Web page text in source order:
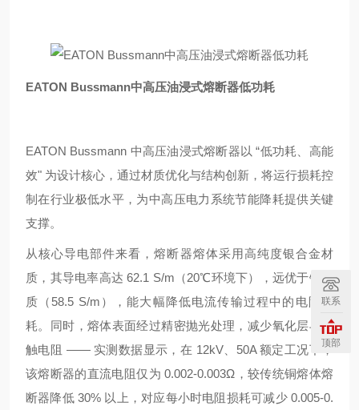
EATON Bussmann中高压油浸式熔断器低功耗
EATON Bussmann 中高压油浸式熔断器以 “低功耗、高能
效" 为设计核心，通过材质优化与结构创新，将运行损耗控
制在行业极低水平，为中高压电力系统节能降耗提供关键
支撑。
从核心导电部件来看，熔断器熔体采用高纯度银合金材
质，其导电率高达 62.1 S/m（20℃环境下），远优于铜材
质（58.5 S/m），能大幅降低电流传输过程中的电阻损
耗。同时，熔体表面经过精密抛光处理，减少氧化层与接
触电阻 —— 实测数据显示，在 12kV、50A 额定工况下，
该熔断器的直流电阻仅为 0.002-0.003Ω，较传统铜熔体熔
断器降低 30% 以上，对应每小时电阻损耗可减少 0.005-0.
联系
顶部